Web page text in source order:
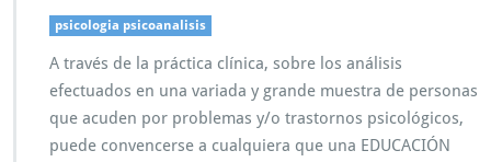
psicologia psicoanalisis
A través de la práctica clínica, sobre los análisis
efectuados en una variada y grande muestra de personas
que acuden por problemas y/o trastornos psicológicos,
puede convencerse a cualquiera que una EDUCACIÓN